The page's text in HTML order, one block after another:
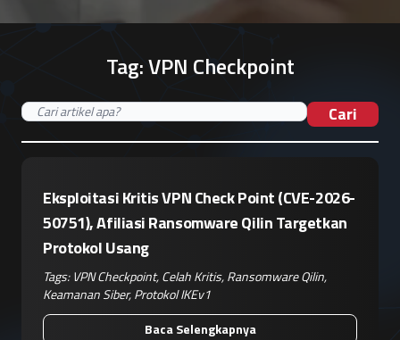
Tag:VPN Checkpoint
Cari
Eksploitasi Kritis VPN Check Point (CVE-2026-
50751), Afiliasi Ransomware Qilin Targetkan
Protokol Usang
Tags: VPN Checkpoint,Celah Kritis,Ransomware Qilin,
Keamanan Siber,Protokol IKEv1
Baca Selengkapnya